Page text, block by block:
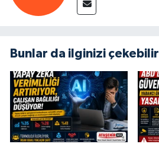
Bunlar da ilginizi çekebilir